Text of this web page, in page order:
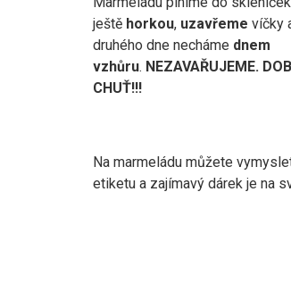
ještě horkou, uzavřeme víčky
druhého dne necháme dnem
vzhůru. NEZAVAŘUJEME.
CHUŤ!!!
Na marmeládu můžete
etiketu a zajímavý dárek je na